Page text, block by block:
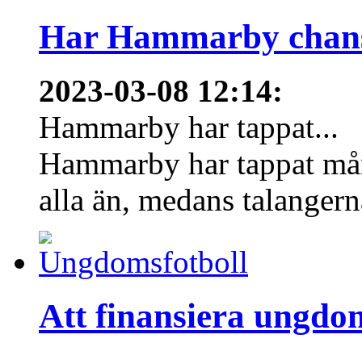
Har Hammarby
2023-03-08 12:14:
Hammarby har tappat...
Hammarby har tappat
alla än, medans
Att finansiera